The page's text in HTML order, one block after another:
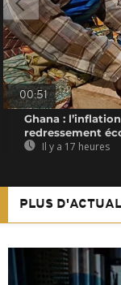
00:51
Ghana :
redressement
Il y a 17 heures
PLUS